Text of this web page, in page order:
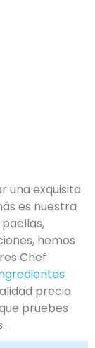
una exquisita
es nuestra
hemos
Chef
precio
pruebes